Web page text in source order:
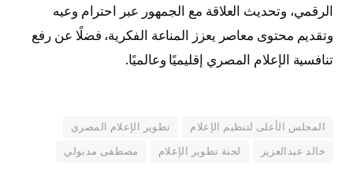
الرقمي، وتحديث العلاقة مع الجمهور عبر احترام وعيه
وتقديم محتوى معاصر يعزز المناعة الفكرية، فضلًا عن رفع
تنافسية الإعلام المصري إقليميًا وعالميًا.
المجلس الأعلى لتنظيم الإعلام تطوير الإعلام المصري
خالد عبدالعزيز لجنة تطوير الإعلام مصطفى مدبولي